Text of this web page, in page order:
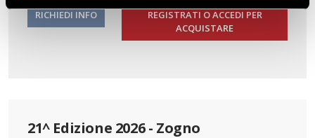
RICHIEDI INFO
REGISTRATI O ACCEDI PER
ACQUISTARE
21^ Edizione 2026 - Zogno